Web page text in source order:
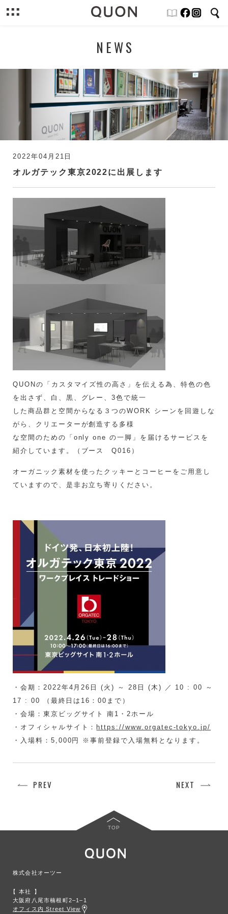
NEWS
2022年04月21日
オルガテック東京2022に出展します
QUONの「カスタマイズ性の⾼さ」を伝える為、特⾊の⾊
を出さず、白、黒、グレー、3⾊で統⼀
した商品群と空間からなる３つのWORK シーンを回遊しな
がら、クリエーターが創造する多様
な空間のための「only one の⼀脚」を届けるサービスを
紹介しています。（ブース Q016）
オーガニック素材を使ったクッキーとコーヒーをご用意し
ていますので、是非お立ち寄りください。
・会期：2022年4月26日 (火) ～ 28日 (木) ／ 10 : 00 ～
17 : 00 （最終日は16：00まで）
・会場：東京ビッグサイト 南1・2ホール
・オフィシャルサイト： https://www.orgatec-tokyo.jp/
・入場料：5,000円 ※事前登録で入場無料となります。
PREV NEXT
TOP
株式会社オーツー
本社
大阪府八尾市楠根町2‒1‒1
オフィス内 Street View